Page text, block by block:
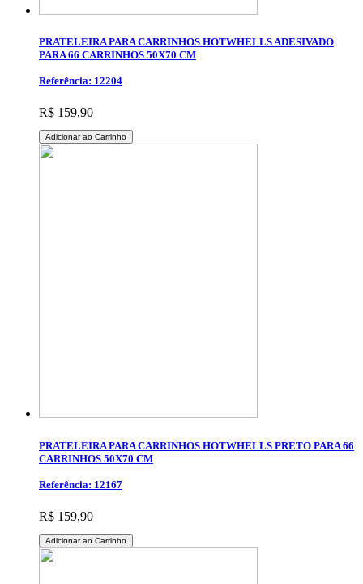
PRATELEIRA PARA CARRINHOS HOTWHELLS ADESIVADO
PARA 66 CARRINHOS 50X70 CM
Referência: 12204
R$ 159,90
Adicionar ao Carrinho
PRATELEIRA PARA CARRINHOS HOTWHELLS PRETO PARA 66
CARRINHOS 50X70 CM
Referência: 12167
R$ 159,90
Adicionar ao Carrinho